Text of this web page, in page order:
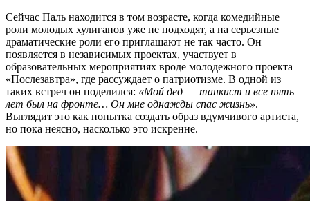
Сейчас Паль находится в том возрасте, когда комедийные
роли молодых хулиганов уже не подходят, а на серьезные
драматические роли его приглашают не так часто. Он
появляется в независимых проектах, участвует в
образовательных мероприятиях вроде молодежного проекта
«Послезавтра», где рассуждает о патриотизме. В одной из
таких встреч он поделился: «Мой дед ― танкист и все пять
лет был на фронте… Он мне однажды спас жизнь».
Выглядит это как попытка создать образ вдумчивого артиста,
но пока неясно, насколько это искренне.